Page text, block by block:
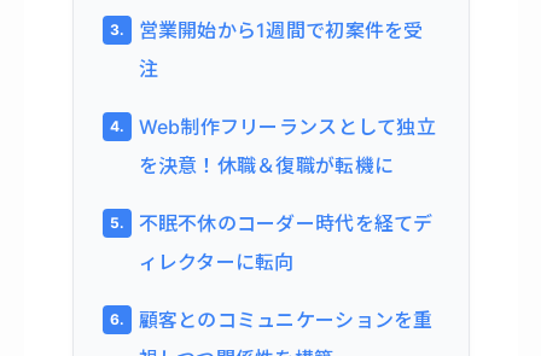
営業開始から1週間で初案件を受
注
Web制作フリーランスとして独立
を決意！休職＆復職が転機に
不眠不休のコーダー時代を経てデ
ィレクターに転向
顧客とのコミュニケーションを重